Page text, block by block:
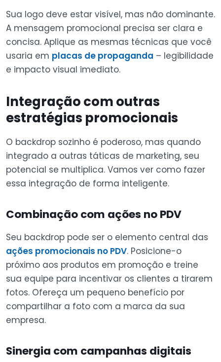
Sua logo deve estar visível, mas não dominante.
A mensagem promocional precisa ser clara e
concisa. Aplique as mesmas técnicas que você
usaria em placas de propaganda – legibilidade
e impacto visual imediato.
Integração com outras
estratégias promocionais
O backdrop sozinho é poderoso, mas quando
integrado a outras táticas de marketing, seu
potencial se multiplica. Vamos ver como fazer
essa integração de forma inteligente.
Combinação com ações no PDV
Seu backdrop pode ser o elemento central das
ações promocionais no PDV. Posicione-o
próximo aos produtos em promoção e treine
sua equipe para incentivar os clientes a tirarem
fotos. Ofereça um pequeno benefício por
compartilhar a foto com a marca da sua
empresa.
Sinergia com campanhas digitais